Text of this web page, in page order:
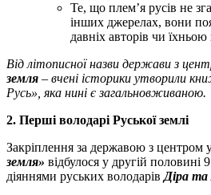
Те, що плем’я русів не
інших джерелах, вони
давніх авторів чи
Від літописної назви держави з
земля – вчені історики утворили
Русь», яка нині є загальновживаною.
2. Перші володарі Руської землі
Закріплення за державою з центром
земля» відбулося у другій половині
діяннями руських володарів Діра та